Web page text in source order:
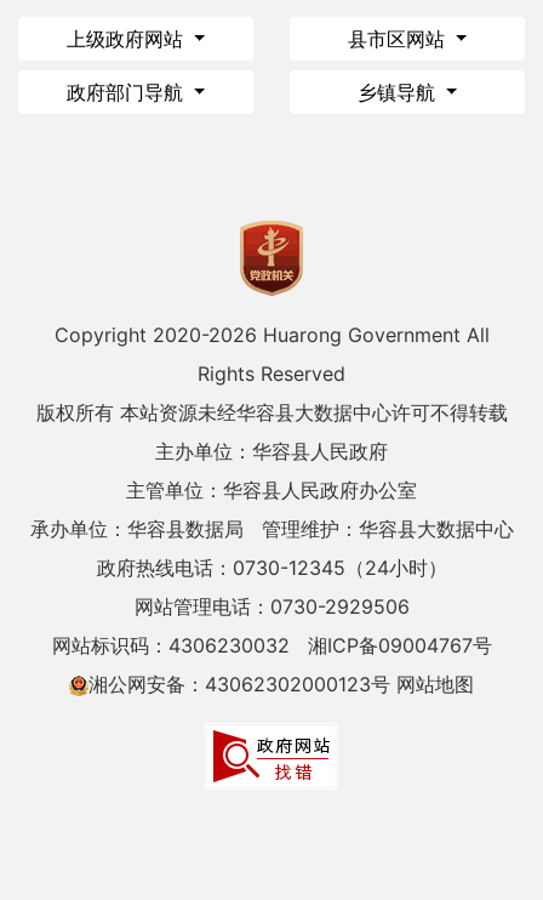
上级政府网站 县市区网站
政府部门导航 乡镇导航
Copyright 2020-2026 Huarong Government All
Rights Reserved
版权所有 本站资源未经华容县大数据中心许可不得转载
主办单位：华容县人民政府
主管单位：华容县人民政府办公室
承办单位：华容县数据局
管理维护：华容县大数据中心
政府热线电话：0730-12345（24小时）
网站管理电话：0730-2929506
网站标识码：4306230032
湘ICP备09004767号
湘公网安备：43062302000123号 网站地图